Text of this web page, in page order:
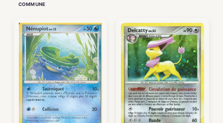
COMMUNE